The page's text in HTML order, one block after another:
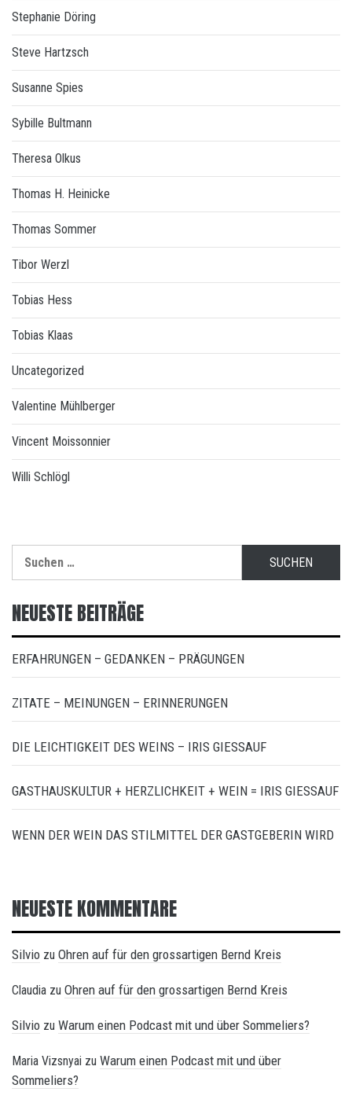
Stephanie Döring
Steve Hartzsch
Susanne Spies
Sybille Bultmann
Theresa Olkus
Thomas H. Heinicke
Thomas Sommer
Tibor Werzl
Tobias Hess
Tobias Klaas
Uncategorized
Valentine Mühlberger
Vincent Moissonnier
Willi Schlögl
nach:
NEUESTE BEITRÄGE
ERFAHRUNGEN – GEDANKEN – PRÄGUNGEN
ZITATE – MEINUNGEN – ERINNERUNGEN
DIE LEICHTIGKEIT DES WEINS – IRIS GIESSAUF
GASTHAUSKULTUR + HERZLICHKEIT + WEIN = IRIS GIESSAUF
WENN DER WEIN DAS STILMITTEL DER GASTGEBERIN WIRD
NEUESTE KOMMENTARE
Silvio zu Ohren auf für den grossartigen Bernd Kreis
Claudia zu Ohren auf für den grossartigen Bernd Kreis
Silvio zu Warum einen Podcast mit und über Sommeliers?
Maria Vizsnyai zu Warum einen Podcast mit und über
Sommeliers?